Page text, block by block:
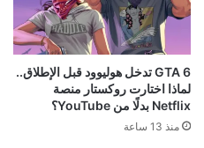
GTA 6 تدخل هوليوود قبل الإطلاق..
لماذا اختارت روكستار منصة
Netflix بدلًا من YouTube؟
منذ 13 ساعة